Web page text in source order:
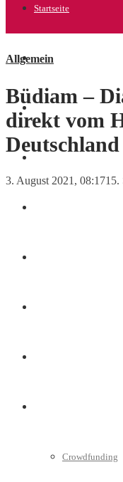
Startseite
Allgemein
Crowdfunding
Allgemein
Büdiam –
direkt vom
Deutschland
3. August 2021, 08:1715.